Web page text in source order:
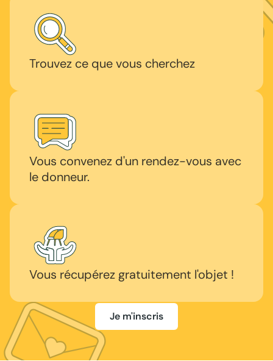
Trouvez ce que vous cherchez
Vous convenez d'un rendez-vous avec
le donneur.
Vous récupérez gratuitement l'objet !
Je m'inscris